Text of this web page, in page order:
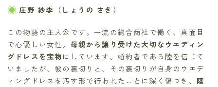
庄野 紗季（しょうの さき）
この物語の主人公です。一流の総合商社で働く、真面目
で心優しい女性。 母親から譲り受けた大切なウエディン
グドレスを宝物にしています。婚約者である陸を信じて
いましたが、彼の裏切りと、その裏切りが自身のウエデ
ィングドレスを汚す形で行われたことに深く傷つき、 陸